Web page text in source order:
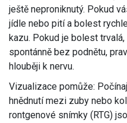
ještě neproniknutý. Pokud
jídle nebo pití a bolest
kazu. Pokud je bolest
spontánně bez podnětu,
hlouběji k nervu.
Vizualizace pomůže:
hnědnutí mezi zuby nebo
rontgenové snímky (RTG)